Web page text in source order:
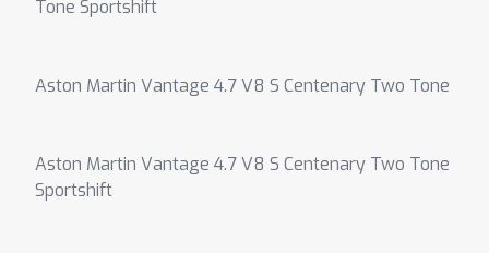
Tone Sportshift
Aston Martin Vantage 4.7 V8 S Centenary Two Tone
Aston Martin Vantage 4.7 V8 S Centenary Two Tone
Sportshift